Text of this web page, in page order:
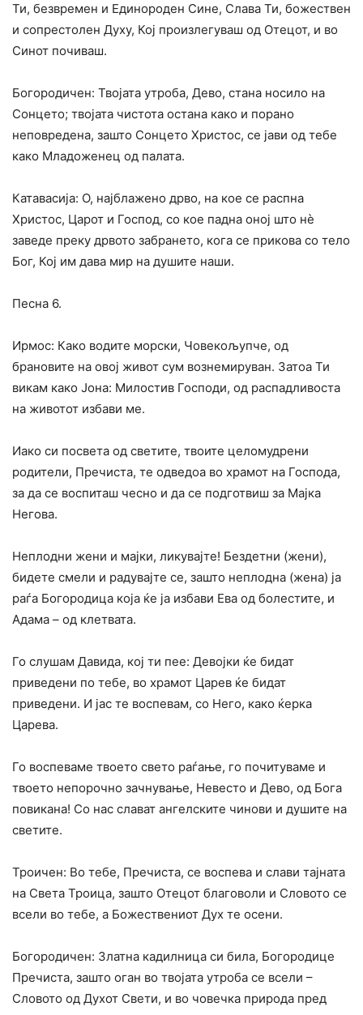
Ти, безвремен и Единороден Сине, Слава Ти, божествен
и сопрестолен Духу, Кој произлегуваш од Отецот, и во
Синот почиваш.
Богородичен: Твојата утроба, Дево, стана носило на
Сонцето; твојата чистота остана како и порано
неповредена, зашто Сонцето Христос, се јави од тебе
како Младоженец од палата.
Катавасија: О, најблажено дрво, на кое се распна
Христос, Царот и Господ, со кое падна оној што нѐ
заведе преку дрвото забрането, кога се прикова со тело
Бог, Кој им дава мир на душите наши.
Песна 6.
Ирмос: Како водите морски, Човекољупче, од
брановите на овој живот сум вознемируван. Затоа Ти
викам како Јона: Милостив Господи, од распадливоста
на животот избави ме.
Иако си посвета од светите, твоите целомудрени
родители, Пречиста, те одведоа во храмот на Господа,
за да се воспиташ чесно и да се подготвиш за Мајка
Негова.
Неплодни жени и мајки, ликувајте! Бездетни (жени),
бидете смели и радувајте се, зашто неплодна (жена) ја
раѓа Богородица која ќе ја избави Ева од болестите, и
Адама – од клетвата.
Го слушам Давида, кој ти пее: Девојки ќе бидат
приведени по тебе, во храмот Царев ќе бидат
приведени. И јас те воспевам, со Него, како ќерка
Царева.
Го воспеваме твоето свето раѓање, го почитуваме и
твоето непорочно зачнување, Невесто и Дево, од Бога
повикана! Со нас слават ангелските чинови и душите на
светите.
Троичен: Во тебе, Пречиста, се воспева и слави тајната
на Света Троица, зашто Отецот благоволи и Словото се
всели во тебе, а Божествениот Дух те осени.
Богородичен: Златна кадилница си била, Богородице
Пречиста, зашто оган во твојата утроба се всели –
Словото од Духот Свети, и во човечка природа пред